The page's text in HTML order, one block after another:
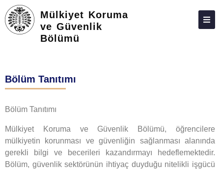
Mülkiyet Koruma
ve Güvenlik
Bölümü
HAKKIMIZDA
LISANS
TOPLUMA KATKI
ADAY ÖĞRENCILER
Bölüm Tanıtımı
Bölüm Tanıtımı
Mülkiyet Koruma ve Güvenlik Bölümü, öğrencilere
mülkiyetin korunması ve güvenliğin sağlanması alanında
gerekli bilgi ve becerileri kazandırmayı hedeflemektedir.
Bölüm, güvenlik sektörünün ihtiyaç duyduğu nitelikli işgücü